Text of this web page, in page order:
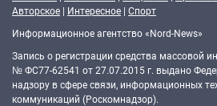
Авторское | Интересное | Спорт
Информационное агентство «Nord-News»
Запись о регистрации средства массовой
№ ФС77-62541 от 27.07.2015 г. выдано
надзору в сфере связи, информационных
коммуникаций (Роскомнадзор).